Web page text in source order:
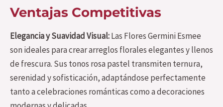
Ventajas Competitivas
Elegancia y Suavidad Visual:Las Flores Germini Esmee
son ideales para crear arreglos florales elegantes y llenos
de frescura. Sus tonos rosa pastel transmiten ternura,
serenidad y sofisticación, adaptándose perfectamente
tanto a celebraciones románticas como a decoraciones